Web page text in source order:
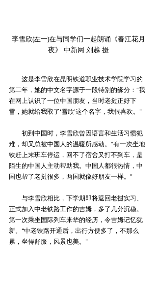
李雪欣(左一)在与同学们一起朗诵《春江花月
夜》 中新网 刘越 摄
这是李雪欣在昆明铁道职业技术学院学习的
第二年，她的中文名字源于一段特别的缘分：“我
在网上认识了一位中国朋友，当时老挝正好下
雪，她就给我取了‘雪欣’这个名字，我很喜欢。”
初到中国时，李雪欣曾因语言和生活习惯犯
难，却又总被中国人的温暖所感动。“有一次坐地
铁赶上末班车停运，回不了宿舍又打不到车，是
陌生的中国人主动帮助我。中国人都很热情，中
国也帮了老挝很多，两国就像好朋友一样。”
与李雪欣相比，下学期即将返回老挝实习、
正式加入中老铁路工作的吉姆，多了几分沉稳。
第一次乘坐国际列车来华的经历，令吉姆记忆犹
新。“中老铁路开通后，出行方便多了，不那么
累，坐得舒服，风景也美。”